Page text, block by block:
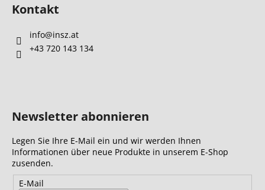
Kontakt
info@insz.at
+43 720 143 134
Newsletter abonnieren
Legen Sie Ihre E-Mail ein und wir werden Ihnen
Informationen über neue Produkte in unserem E-Shop
zusenden.
E-Mail